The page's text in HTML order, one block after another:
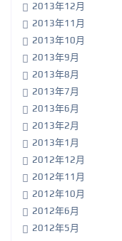
2013年12月
2013年11月
2013年10月
2013年9月
2013年8月
2013年7月
2013年6月
2013年2月
2013年1月
2012年12月
2012年11月
2012年10月
2012年6月
2012年5月